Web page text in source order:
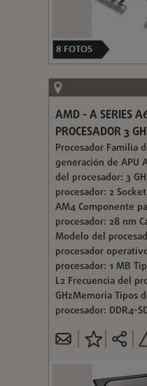
8 FOTOS
AMD - A SERIES
PROCESADOR 3
Procesador Familia
generación de APU
del procesador: 3
procesador: 2
AM4 Componente
procesador: 28 nm
Modelo del
procesador
procesador: 1 MB
L2 Frecuencia del
GHzMemoria Tipos
procesador: DDR4-